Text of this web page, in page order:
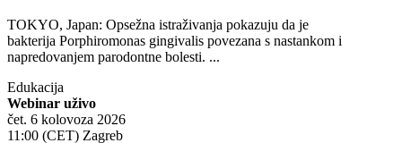
TOKYO, Japan: Opsežna istraživanja pokazuju da je
bakterija Porphiromonas gingivalis povezana s nastankom i
napredovanjem parodontne bolesti. ...
Edukacija
Webinar uživo
čet. 6 kolovoza 2026
11:00 (CET) Zagreb